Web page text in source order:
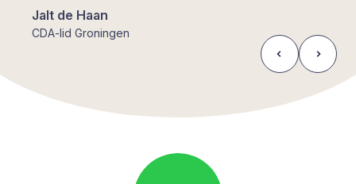
Jalt de Haan
CDA-lid Groningen